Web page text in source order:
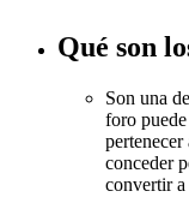
Qué son
Son una
foro
conceder
convertir a